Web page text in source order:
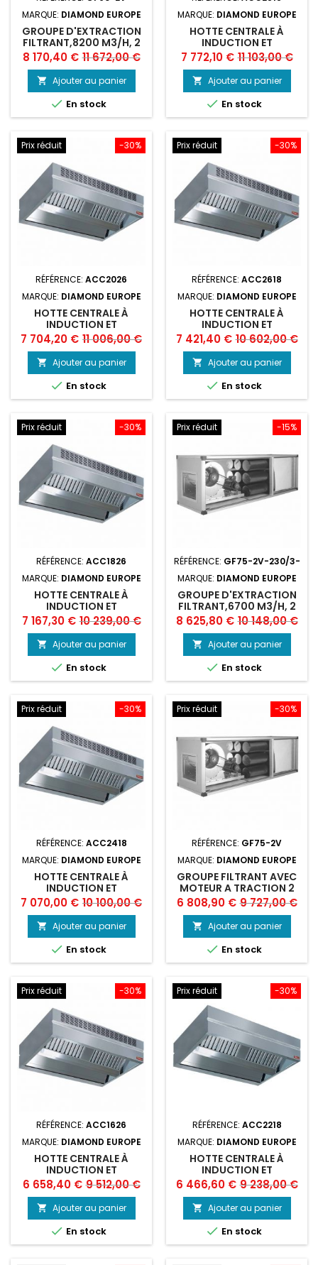
MARQUE: DIAMOND EUROPE
GROUPE D'EXTRACTION
FILTRANT,8200 M3/H, 2
VITESSES
Prix
8 170,40 € Prix
de
base
11 672,00 €
 Ajouter au panier
 En stock
MARQUE: DIAMOND EUROPE
HOTTE CENTRALE À
INDUCTION ET
COMPENSATION
"AMBIANCE"
Prix
7 772,10 € Prix
de
base
11 103,00 €
 Ajouter au panier
 En stock
-30%
Prix réduit
RÉFÉRENCE: ACC2026
MARQUE: DIAMOND EUROPE
HOTTE CENTRALE À
INDUCTION ET
COMPENSATION
"AMBIANCE"
Prix
7 704,20 € Prix
de
base
11 006,00 €
 Ajouter au panier
 En stock
-30%
Prix réduit
RÉFÉRENCE: ACC2618
MARQUE: DIAMOND EUROPE
HOTTE CENTRALE À
INDUCTION ET
COMPENSATION
"AMBIANCE"
Prix
7 421,40 € Prix
de
base
10 602,00 €
 Ajouter au panier
 En stock
-30%
Prix réduit
RÉFÉRENCE: ACC1826
MARQUE: DIAMOND EUROPE
HOTTE CENTRALE À
INDUCTION ET
COMPENSATION
"AMBIANCE"
Prix
7 167,30 € Prix
de
base
10 239,00 €
 Ajouter au panier
 En stock
-15%
Prix réduit
RÉFÉRENCE: GF75-2V-230/3-
MARQUE: DIAMOND EUROPE
GROUPE D'EXTRACTION
FILTRANT,6700 M3/H, 2
VITESSES
Prix
8 625,80 € Prix
de
base
10 148,00 €
 Ajouter au panier
 En stock
-30%
Prix réduit
RÉFÉRENCE: ACC2418
MARQUE: DIAMOND EUROPE
HOTTE CENTRALE À
INDUCTION ET
COMPENSATION
"AMBIANCE"
Prix
7 070,00 € Prix
de
base
10 100,00 €
 Ajouter au panier
 En stock
-30%
Prix réduit
RÉFÉRENCE: GF75-2V
MARQUE: DIAMOND EUROPE
GROUPE FILTRANT AVEC
MOTEUR A TRACTION 2
VIT
Prix
6 808,90 € Prix
de
base
9 727,00 €
 Ajouter au panier
 En stock
-30%
Prix réduit
RÉFÉRENCE: ACC1626
MARQUE: DIAMOND EUROPE
HOTTE CENTRALE À
INDUCTION ET
COMPENSATION
"AMBIANCE"
Prix
6 658,40 € Prix
de
base
9 512,00 €
 Ajouter au panier
 En stock
-30%
Prix réduit
RÉFÉRENCE: ACC2218
MARQUE: DIAMOND EUROPE
HOTTE CENTRALE À
INDUCTION ET
COMPENSATION
"AMBIANCE"
Prix
6 466,60 € Prix
de
base
9 238,00 €
 Ajouter au panier
 En stock